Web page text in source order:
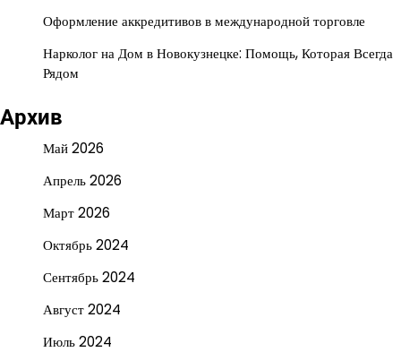
Оформление аккредитивов в международной торговле
Нарколог на Дом в Новокузнецке: Помощь, Которая Всегда
Рядом
Архив
Май 2026
Апрель 2026
Март 2026
Октябрь 2024
Сентябрь 2024
Август 2024
Июль 2024